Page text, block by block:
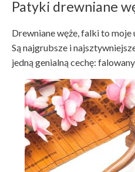
Patyki drewniane
Drewniane węże, falki to
Są najgrubsze i
jedną genialną cechę: